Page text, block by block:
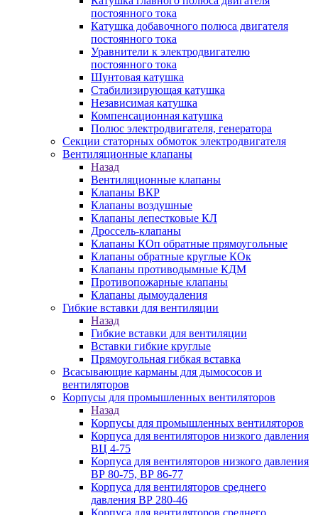
постоянного тока
Катушка добавочного полюса двигателя
постоянного тока
Уравнители к электродвигателю
постоянного тока
Шунтовая катушка
Стабилизирующая катушка
Независимая катушка
Компенсационная катушка
Полюс электродвигателя, генератора
Секции статорных обмоток электродвигателя
Вентиляционные клапаны
Назад
Вентиляционные клапаны
Клапаны ВКР
Клапаны воздушные
Клапаны лепестковые КЛ
Дроссель-клапаны
Клапаны КОп обратные прямоугольные
Клапаны обратные круглые КОк
Клапаны противодымные КДМ
Противопожарные клапаны
Клапаны дымоудаления
Гибкие вставки для вентиляции
Назад
Гибкие вставки для вентиляции
Вставки гибкие круглые
Прямоугольная гибкая вставка
Всасывающие карманы для дымососов и
вентиляторов
Корпусы для промышленных вентиляторов
Назад
Корпусы для промышленных вентиляторов
Корпуса для вентиляторов низкого давления
ВЦ 4-75
Корпуса для вентиляторов низкого давления
ВР 80-75, ВР 86-77
Корпуса для вентиляторов среднего
давления ВР 280-46
Корпуса для вентиляторов среднего